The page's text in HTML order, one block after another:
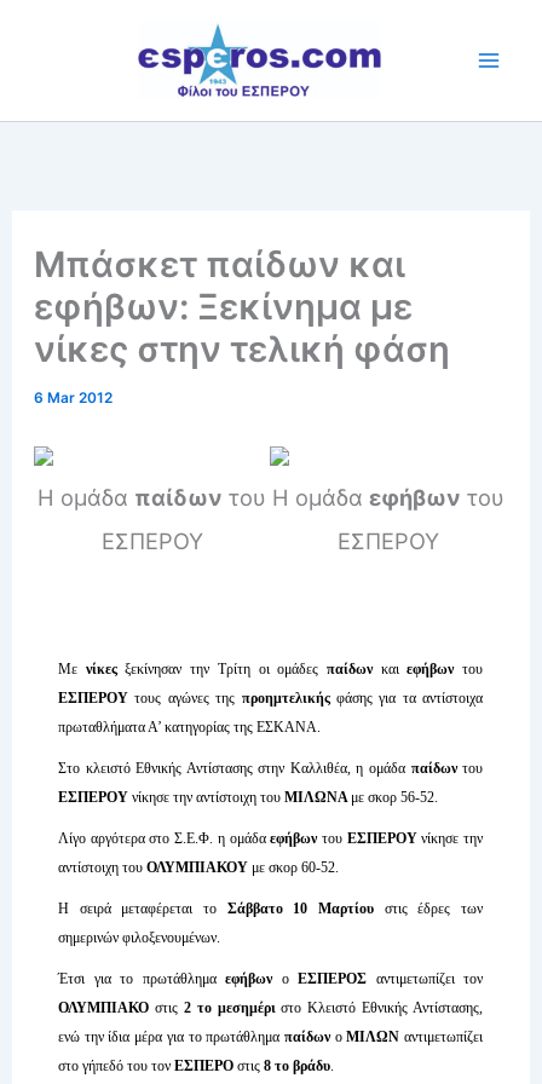
Μπάσκετ παίδων και
εφήβων: Ξεκίνημα με
νίκες στην τελική φάση
6 Mar 2012
Η ομάδα παίδων του
ΕΣΠΕΡΟΥ
Η ομάδαεφήβων του
ΕΣΠΕΡΟΥ
Με νίκεςξεκίνησαν την Τρίτη οι ομάδες παίδων καιεφήβωντου
ΕΣΠΕΡΟΥ τους αγώνες της προημτελικήςφάσης για τα αντίστοιχα
πρωταθλήματα Α’ κατηγορίας της ΕΣΚΑΝΑ.
Στο κλειστό Εθνικής Αντίστασης στην Καλλιθέα, η ομάδα παίδωντου
ΕΣΠΕΡΟΥ νίκησε την αντίστοιχη τουΜΙΛΩΝΑ με σκορ 56-52.
Λίγο αργότερα στο Σ.Ε.Φ. η ομάδαεφήβωντου ΕΣΠΕΡΟΥνίκησε την
αντίστοιχη τουΟΛΥΜΠΙΑΚΟΥ με σκορ 60-52.
Η σειρά μεταφέρεται το Σάββατο 10 Μαρτίου στις έδρες των
σημερινών φιλοξενουμένων.
Έτσι για το πρωτάθλημαεφήβωνοΕΣΠΕΡΟΣ αντιμετωπίζει τον
ΟΛΥΜΠΙΑΚΟ στις 2 το μεσημέριστο Κλειστό Εθνικής Αντίστασης,
ενώ την ίδια μέρα για το πρωτάθλημα παίδωνοΜΙΛΩΝαντιμετωπίζει
στο γήπεδό του τονΕΣΠΕΡΟστις8 το βράδυ.